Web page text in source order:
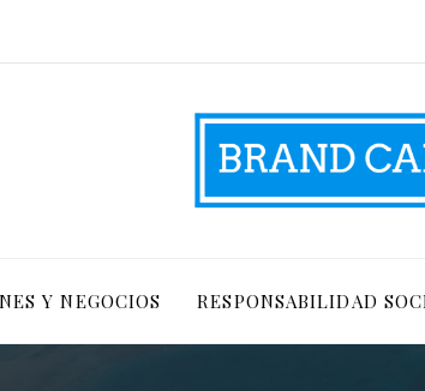
Y NEGOCIOS RESPONSABILIDAD